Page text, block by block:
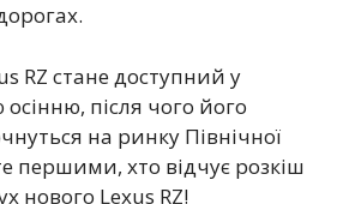
RZ стане доступний у
після чого його
на ринку Північної
першими, хто відчує розкіш
нового Lexus RZ!